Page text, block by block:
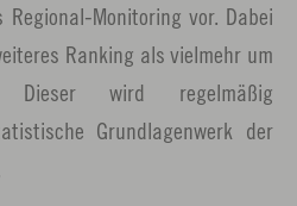
Regional-Monitoring vor. Dabei
Ranking als vielmehr um
Dieser wird regelmäßig
Grundlagenwerk der